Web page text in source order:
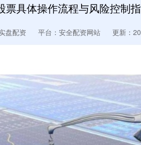
票具体操作流程与风险控制
盘配资 平台：安全配资网站 更新：